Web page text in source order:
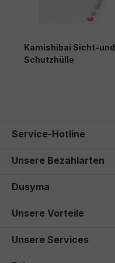
Kamishibai Sicht-und
Schutzhülle
Service-Hotline
Unsere Bezahlarten
Dusyma
Unsere Vorteile
Unsere Services